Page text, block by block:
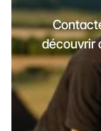
découvrir